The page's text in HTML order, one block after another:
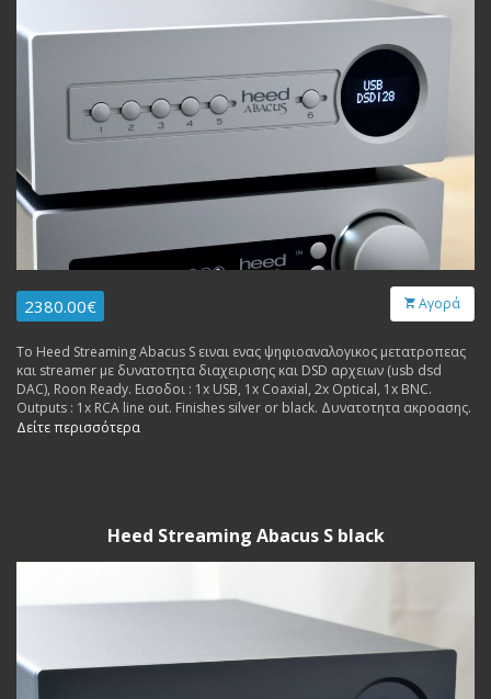
2380.00€ Αγορά
Το Heed Streaming Abacus S ειναι ενας ψηφιοαναλογικος μετατροπεας
και streamer με δυνατοτητα διαχειρισης και DSD αρχειων (usb dsd
DAC), Roon Ready. Εισοδοι : 1x USB, 1x Coaxial, 2x Optical, 1x BNC.
Outputs : 1x RCA line out. Finishes silver or black. Δυνατοτητα ακροασης.
Δείτε περισσότερα
Heed Streaming Abacus S black